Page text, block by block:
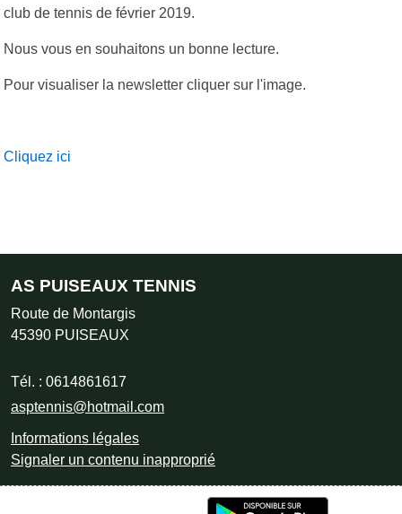
club de tennis de février 2019.
Nous vous en souhaitons un bonne lecture.
Pour visualiser la newsletter cliquer sur l'image.
Cliquez ici
AS PUISEAUX TENNIS
Route de Montargis
45390 PUISEAUX
Tél. : 0614861617
asptennis@hotmail.com
Informations légales
Signaler un contenu inapproprié